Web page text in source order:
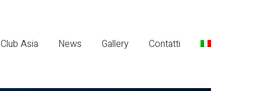
Club Asia News Gallery Contatti